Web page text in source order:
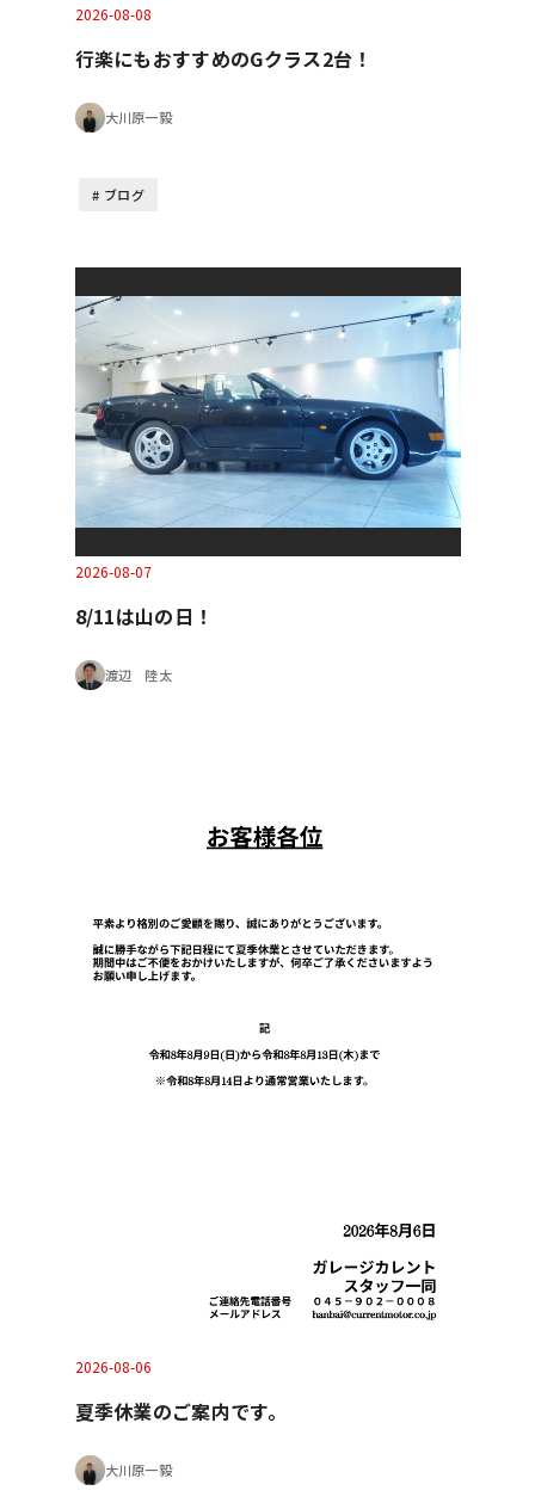
2026-08-08
行楽にもおすすめのGクラス2台！
大川原一毅
ブログ
2026-08-07
8/11は山の日！
渡辺 陸太
2026-08-06
夏季休業のご案内です。
大川原一毅